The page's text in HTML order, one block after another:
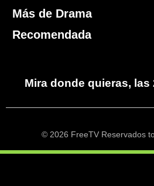
Más de Drama
Recomendada
Mira donde quieras, las
© 2026 FreeTV Reservados